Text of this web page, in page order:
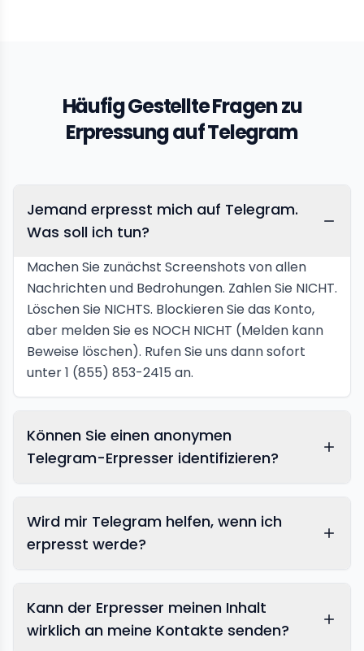
Häufig Gestellte Fragen zu
Erpressung auf Telegram
Jemand erpresst mich auf Telegram.
Was soll ich tun?
Machen Sie zunächst Screenshots von allen
Nachrichten und Bedrohungen. Zahlen Sie NICHT.
Löschen Sie NICHTS. Blockieren Sie das Konto,
aber melden Sie es NOCH NICHT (Melden kann
Beweise löschen). Rufen Sie uns dann sofort
unter 1 (855) 853-2415 an.
Können Sie einen anonymen
Telegram-Erpresser identifizieren?
Wird mir Telegram helfen, wenn ich
erpresst werde?
Kann der Erpresser meinen Inhalt
wirklich an meine Kontakte senden?